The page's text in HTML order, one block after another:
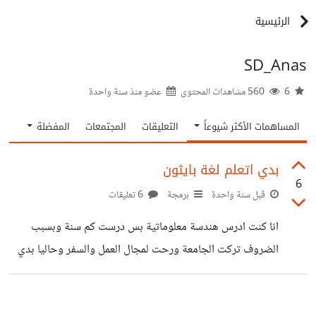
الرئيسية
SD_Anas
عضو منذسنة واحدة
المساهمات الأكثر شيوعاً التعليقات المجتمعات المفضلة
6
بدي اتعلم لغة بايثون
قبل سنة واحدة برمجة
انا كنت ادرس هندسة معلوماتية بس درست كم سنة وبسبب
الضروف تركت الجامعة ورحت لمجال العمل والسفر وحاليا بدي
ارجع لهالمجال وبدي اتعلم مجال Machine Learning